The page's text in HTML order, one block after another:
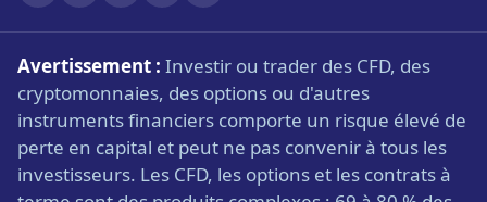
Avertissement : Investir ou trader des CFD, des
cryptomonnaies, des options ou d'autres
instruments financiers comporte un risque élevé de
perte en capital et peut ne pas convenir à tous les
investisseurs. Les CFD, les options et les contrats à